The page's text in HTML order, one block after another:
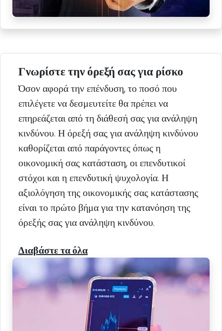
Γνωρίστε την όρεξή σας για ρίσκο
Όσον αφορά την επένδυση, το ποσό που
επιλέγετε να δεσμευτείτε θα πρέπει να
επηρεάζεται από τη διάθεσή σας για ανάληψη
κινδύνου. Η όρεξή σας για ανάληψη κινδύνου
καθορίζεται από παράγοντες όπως η
οικονομική σας κατάσταση, οι επενδυτικοί
στόχοι και η επενδυτική ψυχολογία. Η
αξιολόγηση της οικονομικής σας κατάστασης
είναι το πρώτο βήμα για την κατανόηση της
όρεξής σας για ανάληψη κινδύνου.
Διαβάστε τα όλα